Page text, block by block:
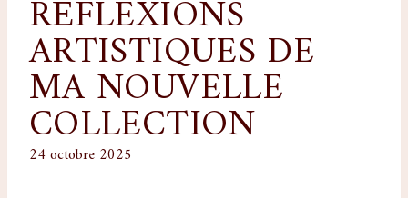
ARTISTIQUES DE
MA NOUVELLE
COLLECTION
24 octobre 2025